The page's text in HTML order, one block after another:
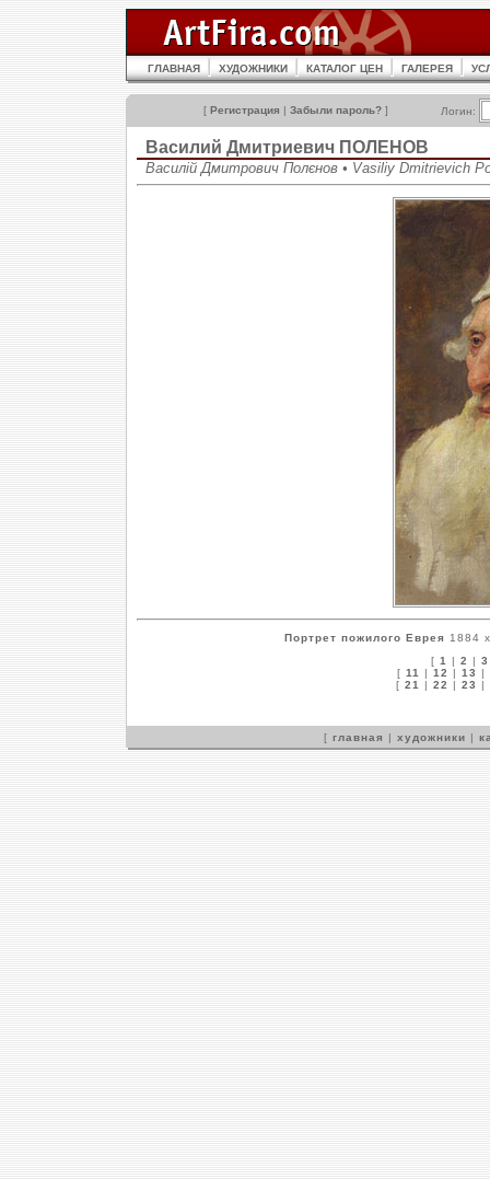
ГЛАВНАЯ ХУДОЖНИКИ КАТАЛОГ ЦЕН ГАЛЕРЕЯ
[ Регистрация | Забыли пароль? ] Логин:
Василий Дмитриевич ПОЛЕНОВ
Василій Дмитрович Полєнов • Vasiliy Dmitrievich
Портрет пожилого Еврея
1884
[ 1 | 2 | 3
[ 11 | 12 | 13 |
[ 21 | 22 | 23 |
[ главная | художники |